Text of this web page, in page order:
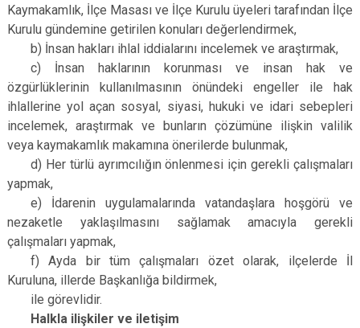
Kaymakamlık, İlçe Masası ve İlçe Kurulu üyeleri tarafından İlçe
Kurulu gündemine getirilen konuları değerlendirmek,
b) İnsan hakları ihlal iddialarını incelemek ve araştırmak,
c) İnsan haklarının korunması ve insan hak ve
özgürlüklerinin kullanılmasının önündeki engeller ile hak
ihlallerine yol açan sosyal, siyasi, hukuki ve idari sebepleri
incelemek, araştırmak ve bunların çözümüne ilişkin valilik
veya kaymakamlık makamına önerilerde bulunmak,
d) Her türlü ayrımcılığın önlenmesi için gerekli çalışmaları
yapmak,
e) İdarenin uygulamalarında vatandaşlara hoşgörü ve
nezaketle yaklaşılmasını sağlamak amacıyla gerekli
çalışmaları yapmak,
f) Ayda bir tüm çalışmaları özet olarak, ilçelerde İl
Kuruluna, illerde Başkanlığa bildirmek,
ile görevlidir.
Halkla ilişkiler ve iletişim